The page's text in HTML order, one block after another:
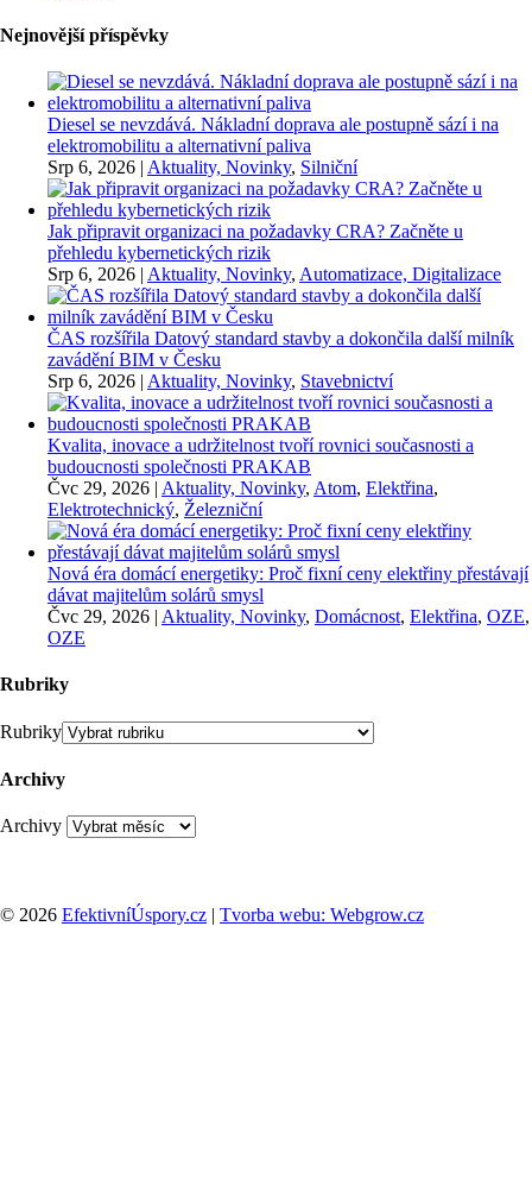
Nejnovější příspěvky
Diesel se nevzdává. Nákladní doprava ale postupně sází i na
elektromobilitu a alternativní paliva
Srp 6, 2026 | Aktuality, Novinky, Silniční
Jak připravit organizaci na požadavky CRA? Začněte u
přehledu kybernetických rizik
Srp 6, 2026 | Aktuality, Novinky, Automatizace, Digitalizace
ČAS rozšířila Datový standard stavby a dokončila další milník
zavádění BIM v Česku
Srp 6, 2026 | Aktuality, Novinky, Stavebnictví
Kvalita, inovace a udržitelnost tvoří rovnici současnosti a
budoucnosti společnosti PRAKAB
Čvc 29, 2026 | Aktuality, Novinky, Atom, Elektřina,
Elektrotechnický, Železniční
Nová éra domácí energetiky: Proč fixní ceny elektřiny přestávají
dávat majitelům solárů smysl
Čvc 29, 2026 | Aktuality, Novinky, Domácnost, Elektřina, OZE,
OZE
Rubriky
Rubriky
Archivy
Archivy
© 2026 EfektivníÚspory.cz | Tvorba webu: Webgrow.cz